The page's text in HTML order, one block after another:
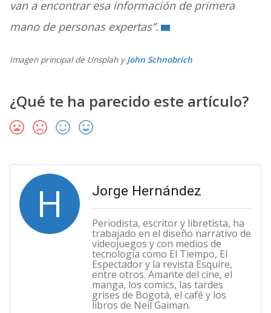
van a encontrar esa información de primera
mano de personas expertas”.
Imagen principal de Unsplah yJohn Schnobrich
¿Qué te ha parecido este artículo?
H Jorge Hernández
Periodista, escritor y libretista, ha
trabajado en el diseño narrativo de
videojuegos y con medios de
tecnología como El Tiempo, El
Espectador y la revista Esquire,
entre otros. Amante del cine, el
manga, los comics, las tardes
grises de Bogotá, el café y los
libros de Neil Gaiman.